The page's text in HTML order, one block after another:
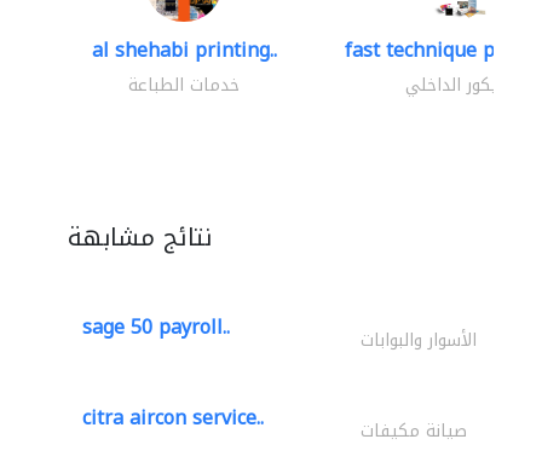
al shehabi printing..
خدمات الطباعة
fast technique pre-
الديكور الداخلي
نتائج مشابهة
sage 50 payroll.. الأسوار والبوابات
citra aircon service.. صيانة مكيفات